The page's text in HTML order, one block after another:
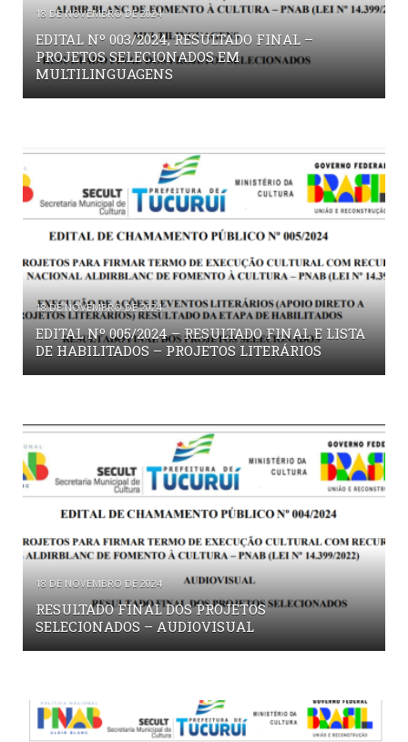
18 DE NOVEMBRO DE 2024
EDITAL Nº 003/2024, RESULTADO FINAL –
PROJETOS SELECIONADOS EM
MULTILINGUAGENS
18 DE NOVEMBRO DE 2024
EDITAL Nº 005/2024 – RESULTADO FINAL E LISTA
DE HABILITADOS – PROJETOS LITERÁRIOS
18 DE NOVEMBRO DE 2024
RESULTADO FINAL DOS PROJETOS
SELECIONADOS – AUDIOVISUAL